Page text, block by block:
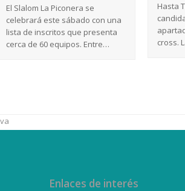
El Slalom La Piconera se
celebrará este sábado con una
lista de inscritos que presenta
cerca de 60 equipos. Entre…
Hasta
cross.
Enlaces de interés